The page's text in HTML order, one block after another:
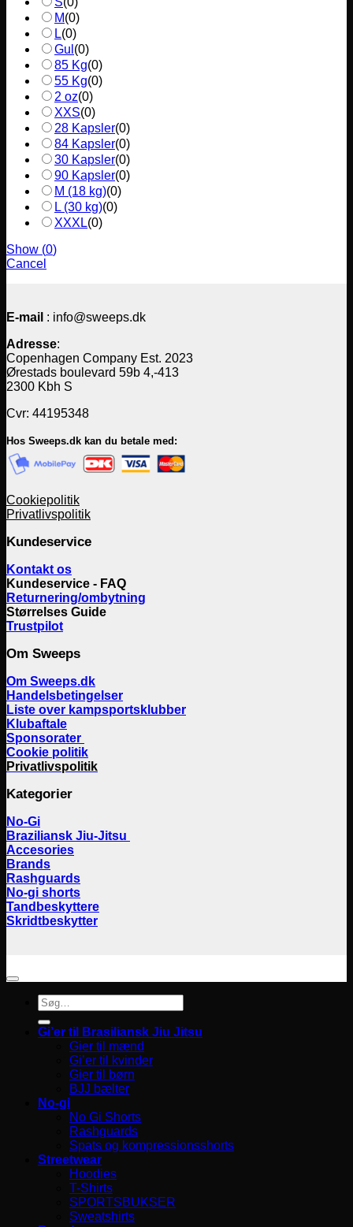
M(0)
L(0)
Gul (0)
85 Kg(0)
55 Kg(0)
2 oz(0)
XXS(0)
28 Kapsler(0)
84 Kapsler(0)
30 Kapsler(0)
90 Kapsler(0)
M (18 kg)(0)
L (30 kg)(0)
XXXL(0)
Show (0)
Cancel
E-mail : info@sweeps.dk
Adresse:
Copenhagen Company Est. 2023
Ørestads boulevard 59b 4,-413
2300 Kbh S
Cvr: 44195348
Hos Sweeps.dk kan du betale med:
Cookiepolitik
Privatlivspolitik
Kundeservice
Kontakt os
Kundeservice - FAQ
Returnering/ombytning
Størrelses Guide
Trustpilot
Om Sweeps
Om Sweeps.dk
Handelsbetingelser
Liste over kampsportsklubber
Klubaftale
Sponsorater
Cookie politik
Privatlivspolitik
Kategorier
No-Gi
Braziliansk Jiu-Jitsu
Accesories
Brands
Rashguards
No-gi shorts
Tandbeskyttere
Skridtbeskytter
Søg
efter:
Gi’er til Brasiliansk Jiu Jitsu
Gier til mænd
Gi’er til kvinder
Gier til børn
BJJ bælter
No-gi
No Gi Shorts
Rashguards
Spats og kompressionsshorts
Streetwear
Hoodies
T-Shirts
SPORTSBUKSER
Sweatshirts